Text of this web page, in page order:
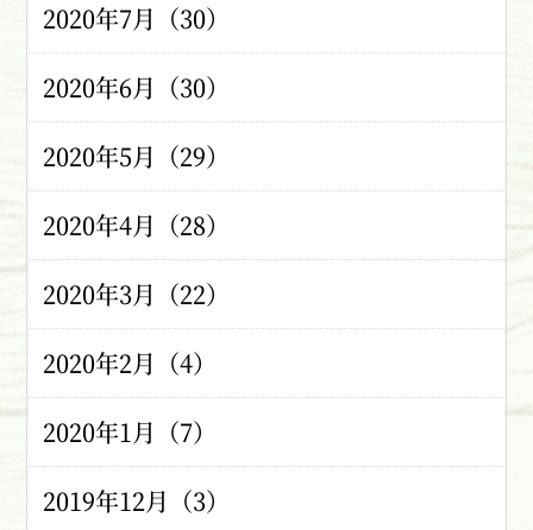
2020年7月（30）
2020年6月（30）
2020年5月（29）
2020年4月（28）
2020年3月（22）
2020年2月（4）
2020年1月（7）
2019年12月（3）